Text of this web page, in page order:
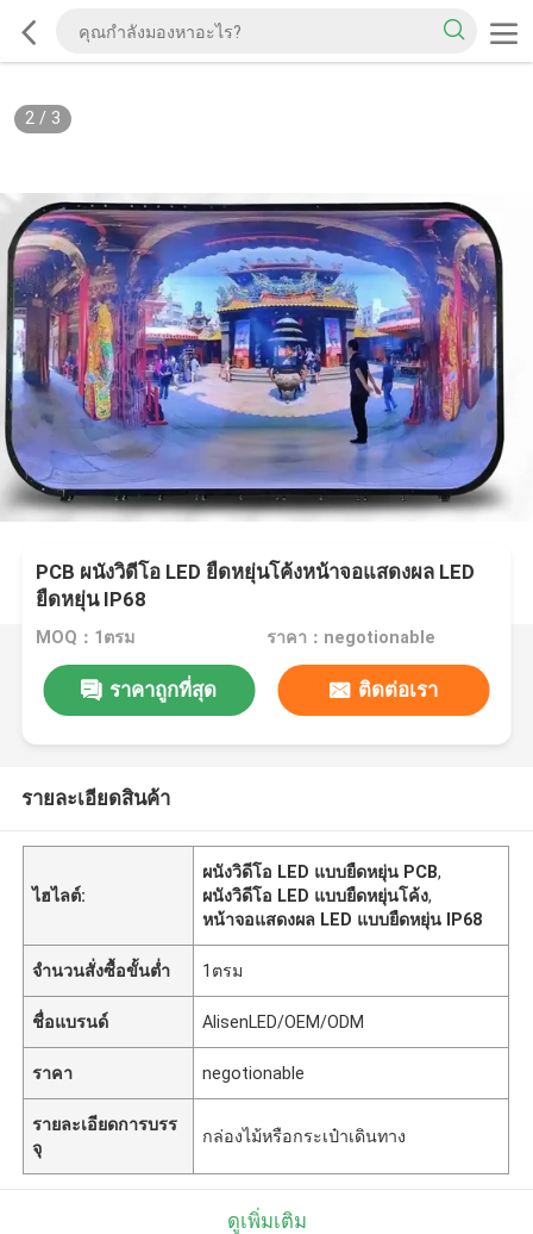
2/ 3
PCB ผนังวิดีโอ LED ยืดหยุ่นโค้งหน้าจอแสดงผล LED
ยืดหยุ่น IP68
MOQ：1ตรม ราคา：negotionable
ราคาถูกที่สุด ติดต่อเรา
รายละเอียดสินค้า
ไฮไลต์:
ผนังวิดีโอ LED แบบยืดหยุ่น PCB,
ผนังวิดีโอ LED แบบยืดหยุ่นโค้ง,
หน้าจอแสดงผล LED แบบยืดหยุ่น IP68
จำนวนสั่งซื้อขั้นต่ำ 1ตรม
ชื่อแบรนด์ AlisenLED/OEM/ODM
ราคา negotionable
รายละเอียดการบรร
จุ
กล่องไม้หรือกระเป๋าเดินทาง
ดูเพิ่มเติม